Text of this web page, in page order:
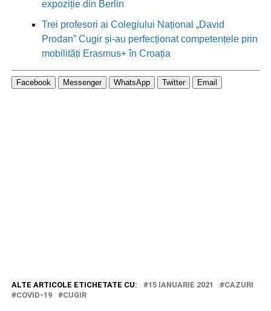
expoziție din Berlin
Trei profesori ai Colegiului Național „David
Prodan” Cugir și-au perfecționat competențele prin
mobilități Erasmus+ în Croația
Facebook Messenger WhatsApp Twitter Email
ALTE ARTICOLE ETICHETATE CU: 15 IANUARIE 2021
CAZURI
COVID-19
CUGIR